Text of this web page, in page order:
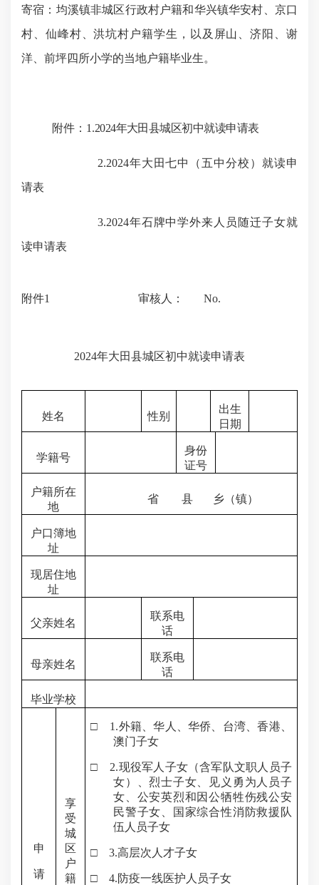
寄宿：均溪镇非城区行政村户籍和华兴镇华安村、京口
村、仙峰村、洪坑村 户籍学生，以及屏山、济阳、谢
洋、前坪四所小学的当地户籍毕业生。
附件： 1.2024年大田县城区初中就读申请表
2.2024年大田七中（五中分校）就读申
请表
3.2024年石牌中学外来人员随迁子女就
读申请表
附件1 审核人： No.
2024年大田县城区初中就读申请表
姓名 性别
出生
日期
学籍号
身份
证号
户籍所在
地
省 县 乡（镇）
户口簿地
址
现居住地
址
父亲姓名
联系电
话
母亲姓名
联系电
话
毕业学校
申
请
享
受
城
区
户
籍
□ 1.外籍、华人、华侨、台湾、香港、
澳门子女
□ 2.现役军人子女（含军队文职人员子
女）、烈士子女、见义勇为人员子
女、公安英烈和因公牺牲伤残公安
民警子女、国家综合性消防救援队
伍人员子女
□ 3.高层次人才子女
□ 4.防疫一线医护人员子女